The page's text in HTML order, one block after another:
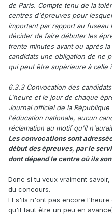
de Paris. Compte tenu de la
centres d'épreuves pour
important par rapport au
décider de faire débuter les
trente minutes avant ou après
candidats une obligation de ne
qui peut être supérieure à celle
6.3.3 Convocation des candidats
L'heure et le jour de chaque
Journal officiel de la
l'éducation nationale, aucun
réclamation au motif qu'il
Les convocations sont
début des épreuves, par le
dont dépend le centre où ils
Donc si tu veux vraiment
du concours.
Et s'ils n'ont pas encore
qu'il faut être un peu en